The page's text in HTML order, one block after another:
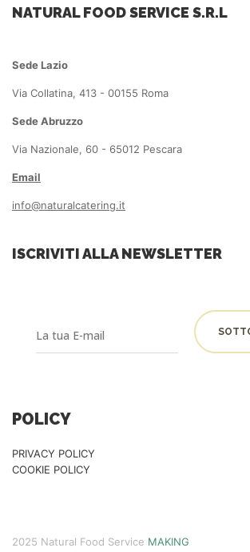
NATURAL FOOD SERVICE S.R.L
Sede Lazio
Via Collatina, 413 - 00155 Roma
Sede Abruzzo
Via Nazionale, 60 - 65012 Pescara
Email
info@naturalcatering.it
ISCRIVITI ALLA NEWSLETTER
POLICY
PRIVACY POLICY
COOKIE POLICY
2025 Natural Food Service MAKING